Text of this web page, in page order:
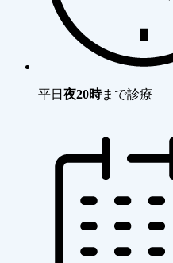
平日 夜20時まで診療